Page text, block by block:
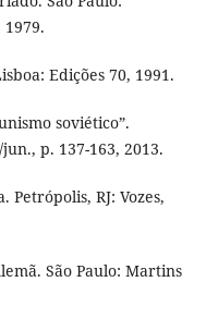
Edições 70, 1991.
soviético”.
p. 137-163, 2013.
Petrópolis, RJ: Vozes,
São Paulo: Martins